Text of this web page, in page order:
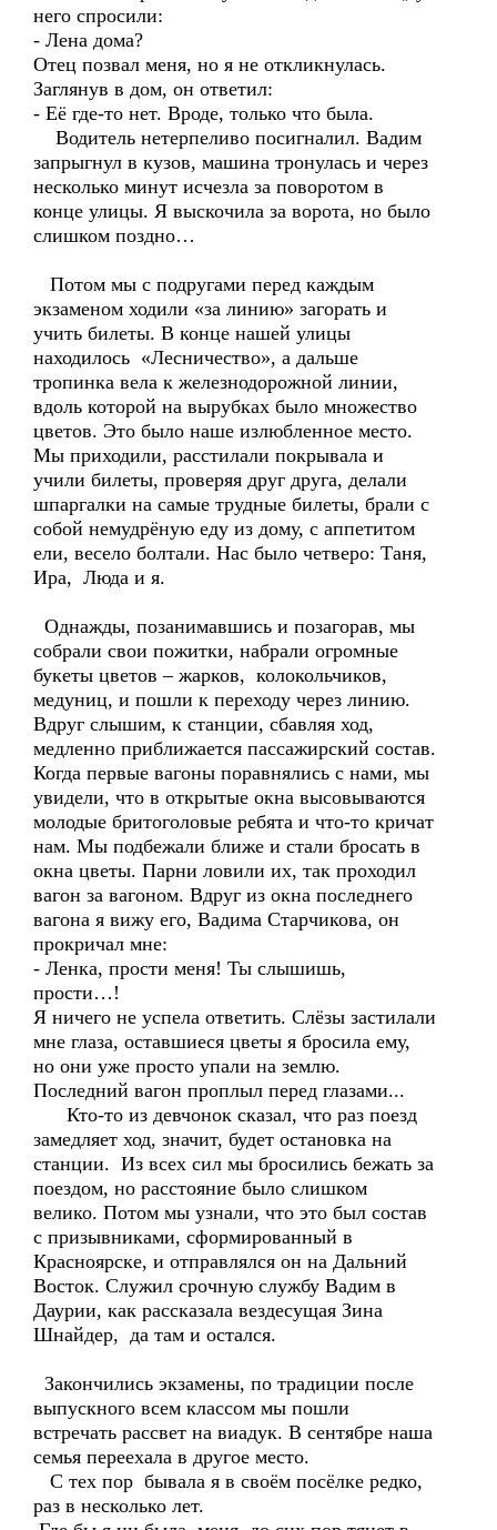
него спросили:
- Лена дома?
Отец позвал меня, но я не откликнулась.
Заглянув в дом, он ответил:
- Её где-то нет. Вроде, только что была.
Водитель нетерпеливо посигналил. Вадим
запрыгнул в кузов, машина тронулась и через
несколько минут исчезла за поворотом в
конце улицы. Я выскочила за ворота, но было
слишком поздно…
Потом мы с подругами перед каждым
экзаменом ходили «за линию» загорать и
учить билеты. В конце нашей улицы
находилось «Лесничество», а дальше
тропинка вела к железнодорожной линии,
вдоль которой на вырубках было множество
цветов. Это было наше излюбленное место.
Мы приходили, расстилали покрывала и
учили билеты, проверяя друг друга, делали
шпаргалки на самые трудные билеты, брали с
собой немудрёную еду из дому, с аппетитом
ели, весело болтали. Нас было четверо: Таня,
Ира, Люда и я.
Однажды, позанимавшись и позагорав, мы
собрали свои пожитки, набрали огромные
букеты цветов – жарков, колокольчиков,
медуниц, и пошли к переходу через линию.
Вдруг слышим, к станции, сбавляя ход,
медленно приближается пассажирский состав.
Когда первые вагоны поравнялись с нами, мы
увидели, что в открытые окна высовываются
молодые бритоголовые ребята и что-то кричат
нам. Мы подбежали ближе и стали бросать в
окна цветы. Парни ловили их, так проходил
вагон за вагоном. Вдруг из окна последнего
вагона я вижу его, Вадима Старчикова, он
прокричал мне:
- Ленка, прости меня! Ты слышишь,
прости…!
Я ничего не успела ответить. Слёзы застилали
мне глаза, оставшиеся цветы я бросила ему,
но они уже просто упали на землю.
Последний вагон проплыл перед глазами...
Кто-то из девчонок сказал, что раз поезд
замедляет ход, значит, будет остановка на
станции. Из всех сил мы бросились бежать за
поездом, но расстояние было слишком
велико. Потом мы узнали, что это был состав
с призывниками, сформированный в
Красноярске, и отправлялся он на Дальний
Восток. Служил срочную службу Вадим в
Даурии, как рассказала вездесущая Зина
Шнайдер, да там и остался.
Закончились экзамены, по традиции после
выпускного всем классом мы пошли
встречать рассвет на виадук. В сентябре наша
семья переехала в другое место.
С тех пор бывала я в своём посёлке редко,
раз в несколько лет.